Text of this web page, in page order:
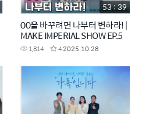
00을 바꾸려면 나부터 변하라! |
MAKE IMPERIAL SHOW EP.5
1,814 42025.10.28
53 : 39